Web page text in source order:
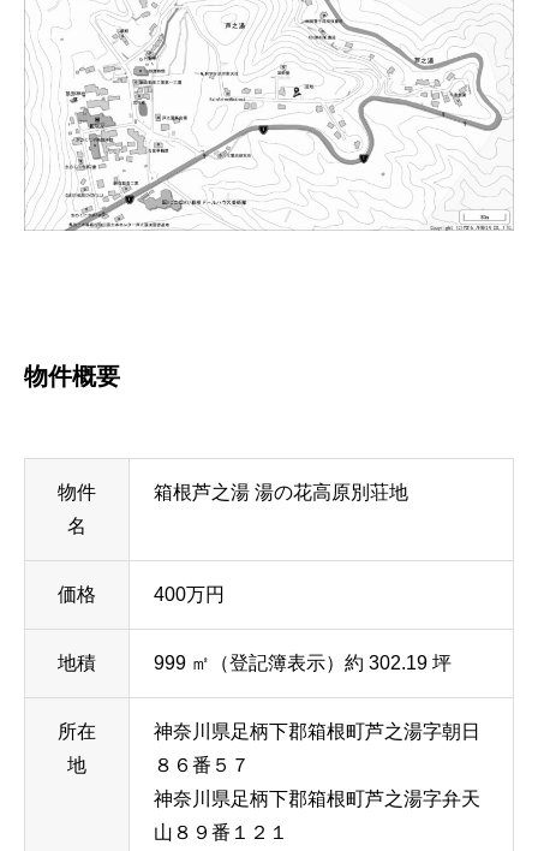
物件概要
物件
名
箱根芦之湯 湯の花高原別荘地
価格 400万円
地積 999 ㎡（登記簿表示）約 302.19 坪
所在
地
神奈川県足柄下郡箱根町芦之湯字朝日
８６番５７
神奈川県足柄下郡箱根町芦之湯字弁天
山８９番１２１